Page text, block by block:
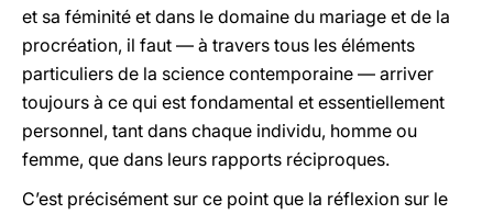
et sa féminité et dans le domaine du mariage et de la
procréation, il faut — à travers tous les éléments
particuliers de la science contemporaine — arriver
toujours à ce qui est fondamental et essentiellement
personnel, tant dans chaque individu, homme ou
femme, que dans leurs rapports réciproques.
C’est précisément sur ce point que la réflexion sur le